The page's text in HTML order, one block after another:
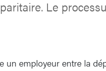
Le
un employeur entre la